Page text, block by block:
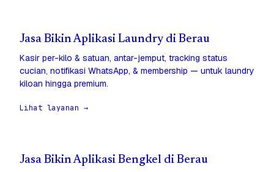
Jasa Bikin Aplikasi Laundry di Berau
Kasir per-kilo & satuan, antar-jemput, tracking status
cucian, notifikasi WhatsApp, & membership — untuk laundry
kiloan hingga premium.
Lihat layanan →
Jasa Bikin Aplikasi Bengkel di Berau